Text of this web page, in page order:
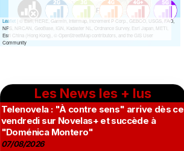
Les News les + lus
Telenovela : "À contre sens" arrive dès ce
vendredi sur Novelas+ et succède à
"Doménica Montero"
07/08/2026